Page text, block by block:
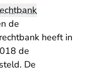
de
heeft in
de
De